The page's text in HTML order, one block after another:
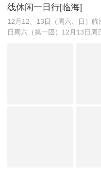
线休闲一日行[临海]
12月12、13日（周六、日）
日周六（第一团）12月13日周